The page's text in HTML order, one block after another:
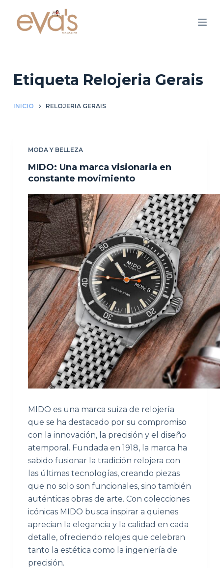
Etiqueta Relojeria Gerais
INICIO RELOJERIA GERAIS
MODA Y BELLEZA
MIDO: Una marca visionaria en
constante movimiento
MIDO es una marca suiza de relojería
que se ha destacado por su compromiso
con la innovación, la precisión y el diseño
atemporal. Fundada en 1918, la marca ha
sabido fusionar la tradición relojera con
las últimas tecnologías, creando piezas
que no solo son funcionales, sino también
auténticas obras de arte. Con colecciones
icónicas MIDO busca inspirar a quienes
aprecian la elegancia y la calidad en cada
detalle, ofreciendo relojes que celebran
tanto la estética como la ingeniería de
precisión.